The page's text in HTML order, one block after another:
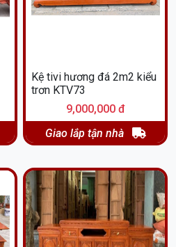
Kệ tivi hương đá 2m2 kiểu
trơn KTV73
9,000,000 đ
Giao lắp tận nhà